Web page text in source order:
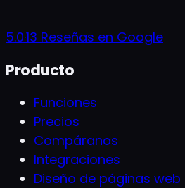
5.0·13 Reseñas en Google
Producto
Funciones
Precios
Compáranos
Integraciones
Diseño de páginas web